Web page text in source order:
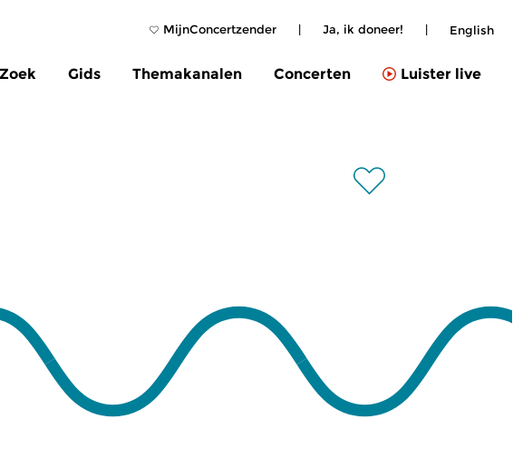
MijnConcertzender | Ja, ik doneer! | English
Zoek Gids Themakanalen Concerten Luister live